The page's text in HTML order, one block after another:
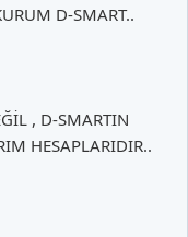
D-SMART..
, D-SMARTIN
HESAPLARIDIR..